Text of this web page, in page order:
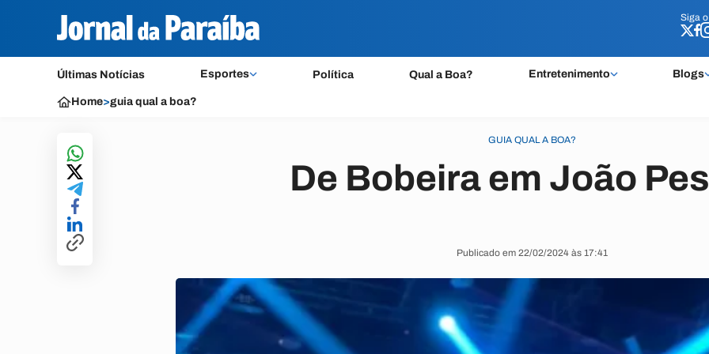
Siga o
Últimas Notícias Esportes Política Qual a Boa? Entretenimento Blogs
Siga o
Home>guia qual a boa?
GUIA QUAL A BOA?
De Bobeira em João
Publicado em 22/02/2024 às 17:41